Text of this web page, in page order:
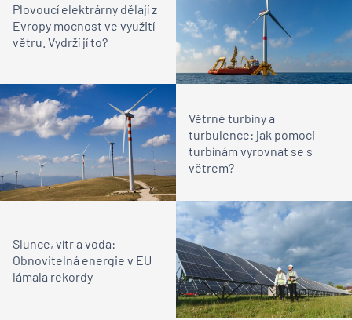
Plovoucí elektrárny dělají z
Evropy mocnost ve využití
větru. Vydrží jí to?
Větrné turbíny a
turbulence: jak pomoci
turbínám vyrovnat se s
větrem?
Slunce, vítr a voda:
Obnovitelná energie v EU
lámala rekordy